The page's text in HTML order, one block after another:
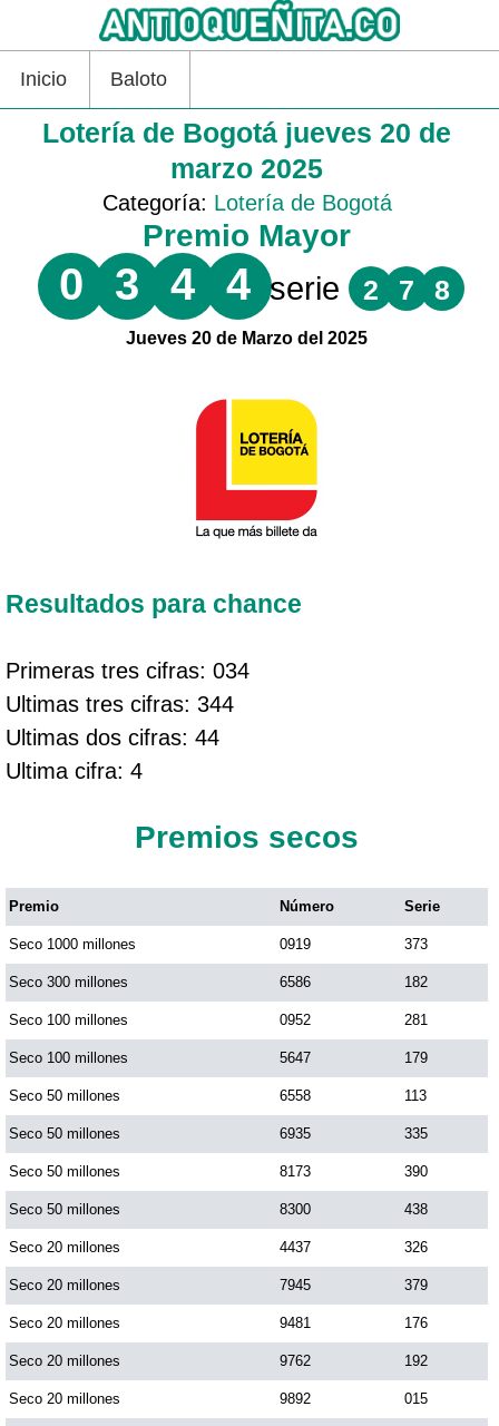
Inicio Baloto
Lotería de Bogotá jueves 20 de
marzo 2025
Categoría: Lotería de Bogotá
Premio Mayor
0 3 4 4 serie 2 7 8
Jueves 20 de Marzo del 2025
Resultados para chance
Primeras tres cifras: 034
Ultimas tres cifras: 344
Ultimas dos cifras: 44
Ultima cifra: 4
Premios secos
Premio Número Serie
Seco 1000 millones 0919 373
Seco 300 millones 6586 182
Seco 100 millones 0952 281
Seco 100 millones 5647 179
Seco 50 millones 6558 113
Seco 50 millones 6935 335
Seco 50 millones 8173 390
Seco 50 millones 8300 438
Seco 20 millones 4437 326
Seco 20 millones 7945 379
Seco 20 millones 9481 176
Seco 20 millones 9762 192
Seco 20 millones 9892 015